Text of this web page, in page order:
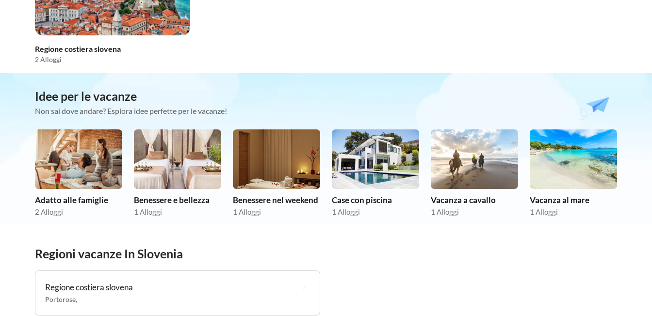
Regione costiera slovena
2 Alloggi
Idee per le vacanze
Non sai dove andare? Esplora idee perfette per le vacanze!
Adatto alle famiglie
2 Alloggi
Benessere e bellezza
1 Alloggi
Benessere nel weekend
1 Alloggi
Case con piscina
1 Alloggi
Vacanza a cavallo
1 Alloggi
Vacanza al mare
1 Alloggi
Regioni vacanze In Slovenia
Regione costiera slovena
Portorose,